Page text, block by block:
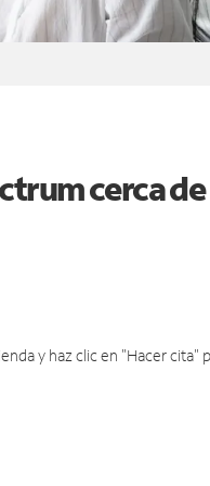
cerca de
y haz clic en "Hacer cita"